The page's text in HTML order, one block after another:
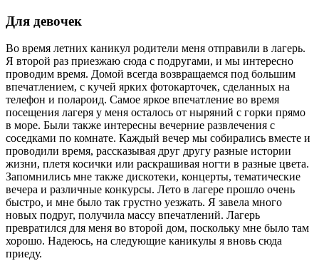
Для девочек
Во время летних каникул родители меня отправили в лагерь.
Я второй раз приезжаю сюда с подругами, и мы интересно
проводим время. Домой всегда возвращаемся под большим
впечатлением, с кучей ярких фотокарточек, сделанных на
телефон и полароид. Самое яркое впечатление во время
посещения лагеря у меня осталось от ныряний с горки прямо
в море. Были также интересны вечерние развлечения с
соседками по комнате. Каждый вечер мы собирались вместе и
проводили время, рассказывая друг другу разные истории
жизни, плетя косички или раскрашивая ногти в разные цвета.
Запомнились мне также дискотеки, концерты, тематические
вечера и различные конкурсы. Лето в лагере прошло очень
быстро, и мне было так грустно уезжать. Я завела много
новых подруг, получила массу впечатлений. Лагерь
превратился для меня во второй дом, поскольку мне было там
хорошо. Надеюсь, на следующие каникулы я вновь сюда
приеду.